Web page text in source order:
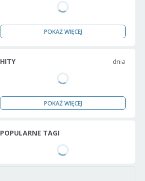
POKAŻ WIĘCEJ
HITY dnia
POKAŻ WIĘCEJ
POPULARNE TAGI